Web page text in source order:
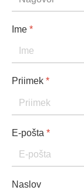
Ime *
Priimek *
E-pošta *
Naslov